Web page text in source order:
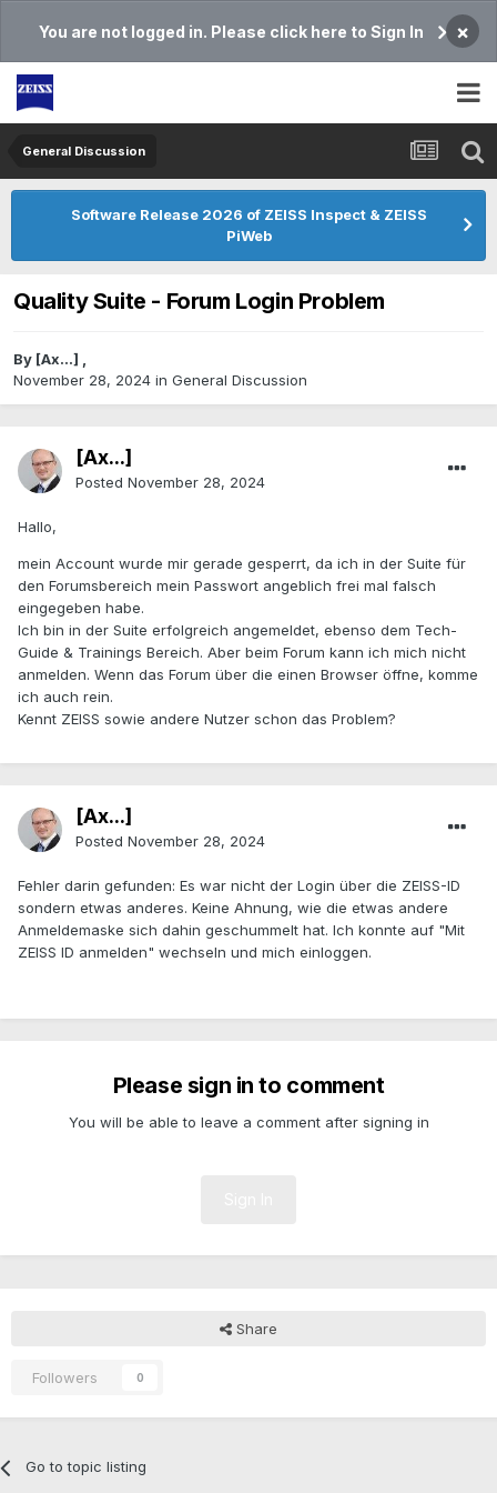
You are not logged in. Please click here to Sign In ×
General Discussion
Software Release 2026 of ZEISS Inspect & ZEISS
PiWeb
Quality Suite - Forum Login Problem
By [Ax...] ,
November 28, 2024 in General Discussion
[Ax...]
Posted November 28, 2024
Hallo,
mein Account wurde mir gerade gesperrt, da ich in der Suite für
den Forumsbereich mein Passwort angeblich frei mal falsch
eingegeben habe.
Ich bin in der Suite erfolgreich angemeldet, ebenso dem Tech-
Guide & Trainings Bereich. Aber beim Forum kann ich mich nicht
anmelden. Wenn das Forum über die einen Browser öffne, komme
ich auch rein.
Kennt ZEISS sowie andere Nutzer schon das Problem?
[Ax...]
Posted November 28, 2024
Fehler darin gefunden: Es war nicht der Login über die ZEISS-ID
sondern etwas anderes. Keine Ahnung, wie die etwas andere
Anmeldemaske sich dahin geschummelt hat. Ich konnte auf "Mit
ZEISS ID anmelden" wechseln und mich einloggen.
Please sign in to comment
You will be able to leave a comment after signing in
Share
Followers 0
Go to topic listing